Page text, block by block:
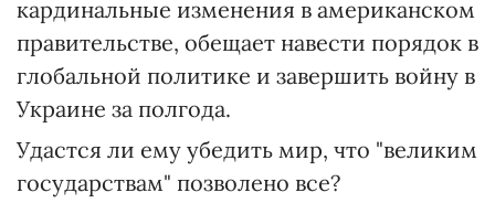
кардинальные изменения в американском
правительстве, обещает навести порядок в
глобальной политике и завершить войну в
Украине за полгода.
Удастся ли ему убедить мир, что "великим
государствам" позволено все?